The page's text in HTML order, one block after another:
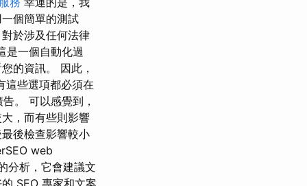
個簡單的測試
於涉及任何法律
是一個自動化過
的資訊。 因此，
這些選項都必須在
。 可以感覺到，
，而有些則影響
後檢查影響較小
web
分析，它會建議文
SEO 專家和文案